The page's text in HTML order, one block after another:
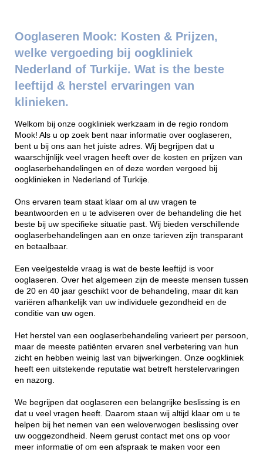
Ooglaseren Mook: Kosten & Prijzen,
welke vergoeding bij oogkliniek
Nederland of Turkije. Wat is the beste
leeftijd & herstel ervaringen van
klinieken.
Welkom bij onze oogkliniek werkzaam in de regio rondom
Mook! Als u op zoek bent naar informatie over ooglaseren,
bent u bij ons aan het juiste adres. Wij begrijpen dat u
waarschijnlijk veel vragen heeft over de kosten en prijzen van
ooglaserbehandelingen en of deze worden vergoed bij
oogklinieken in Nederland of Turkije.
Ons ervaren team staat klaar om al uw vragen te
beantwoorden en u te adviseren over de behandeling die het
beste bij uw specifieke situatie past. Wij bieden verschillende
ooglaserbehandelingen aan en onze tarieven zijn transparant
en betaalbaar.
Een veelgestelde vraag is wat de beste leeftijd is voor
ooglaseren. Over het algemeen zijn de meeste mensen tussen
de 20 en 40 jaar geschikt voor de behandeling, maar dit kan
variëren afhankelijk van uw individuele gezondheid en de
conditie van uw ogen.
Het herstel van een ooglaserbehandeling varieert per persoon,
maar de meeste patiënten ervaren snel verbetering van hun
zicht en hebben weinig last van bijwerkingen. Onze oogkliniek
heeft een uitstekende reputatie wat betreft herstelervaringen
en nazorg.
We begrijpen dat ooglaseren een belangrijke beslissing is en
dat u veel vragen heeft. Daarom staan wij altijd klaar om u te
helpen bij het nemen van een weloverwogen beslissing over
uw ooggezondheid. Neem gerust contact met ons op voor
meer informatie of om een afspraak te maken voor een